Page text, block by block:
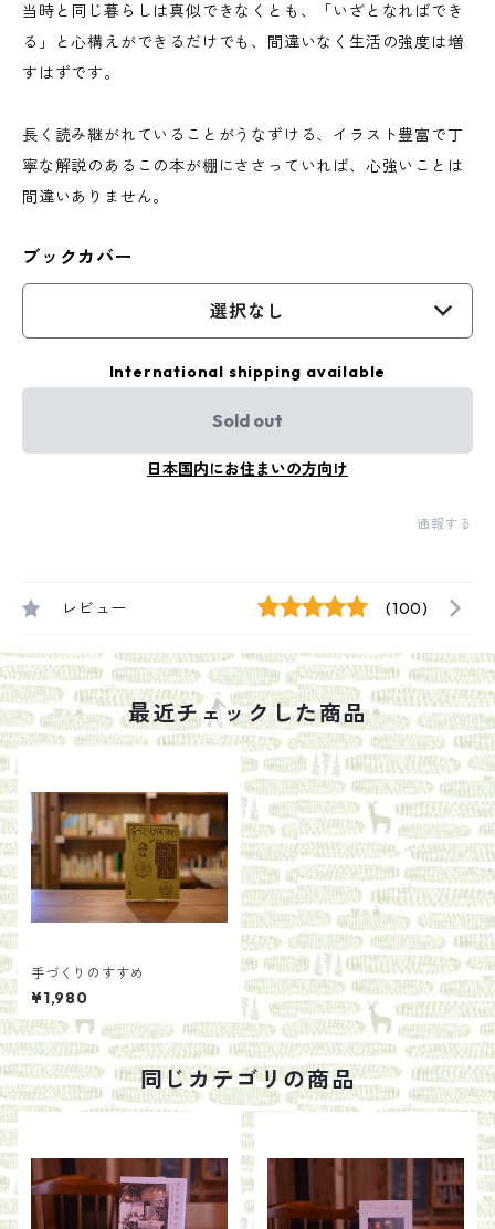
当時と同じ暮らしは真似できなくとも、「いざとなればでき
る」と心構えができるだけでも、間違いなく生活の強度は増
すはずです。
長く読み継がれていることがうなずける、イラスト豊富で丁
寧な解説のあるこの本が棚にささっていれば、心強いことは
間違いありません。
ブックカバー
選択なし
International shipping available
Sold out
日本国内にお住まいの方向け
通報する
レビュー (100)
最近チェックした商品
手づくりのすすめ
¥1,980
同じカテゴリの商品